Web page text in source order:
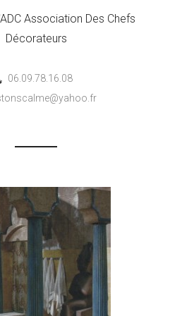
Association Des Chefs
Décorateurs
06.09.78.16.08